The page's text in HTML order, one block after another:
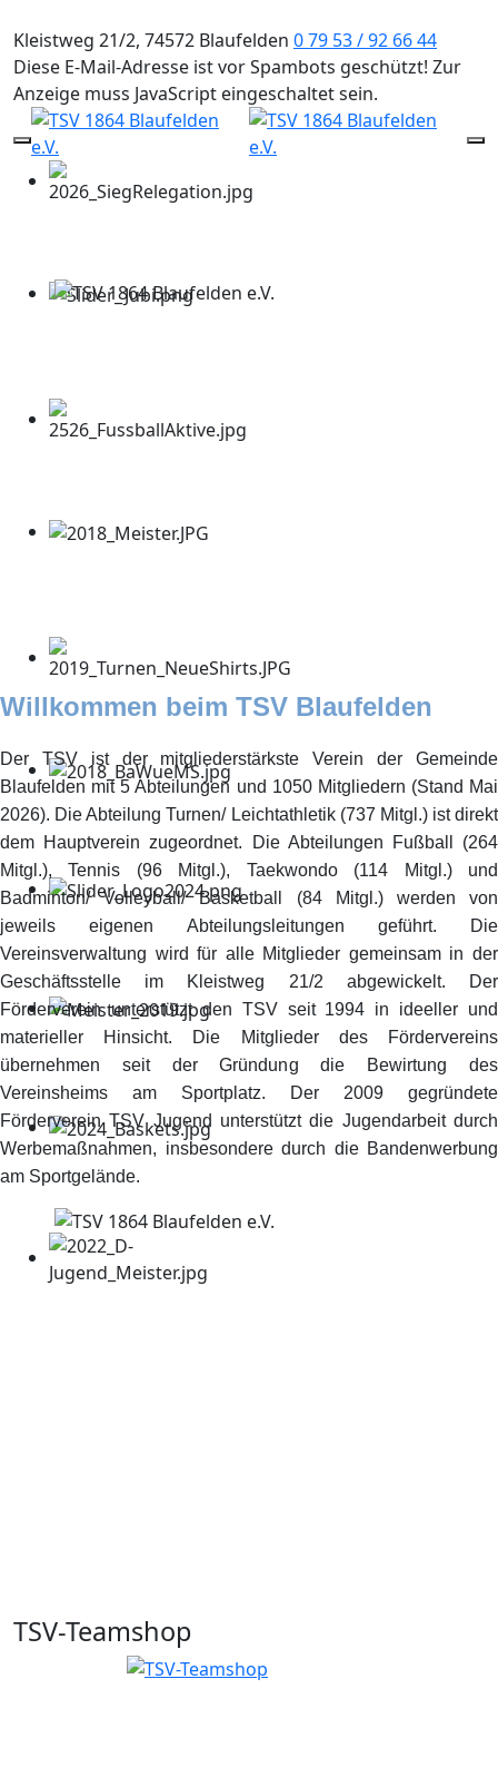
Kleistweg 21/2, 74572 Blaufelden 0 79 53 / 92 66 44
Diese E-Mail-Adresse ist vor Spambots geschützt! Zur
Anzeige muss JavaScript eingeschaltet sein.
Mobile Menu Toggle
Willkommen beim TSV Blaufelden
Der TSV ist der mitgliederstärkste Verein der Gemeinde
Blaufelden mit 5 Abteilungen und 1050 Mitgliedern (Stand Mai
2026). Die Abteilung Turnen/ Leichtathletik (737 Mitgl.) ist direkt
dem Hauptverein zugeordnet. Die Abteilungen Fußball (264
Mitgl.), Tennis (96 Mitgl.), Taekwondo (114 Mitgl.) und
Badminton/ Volleyball/ Basketball (84 Mitgl.) werden von
jeweils eigenen Abteilungsleitungen geführt. Die
Vereinsverwaltung wird für alle Mitglieder gemeinsam in der
Geschäftsstelle im Kleistweg 21/2 abgewickelt. Der
Förderverein unterstützt den TSV seit 1994 in ideeller und
materieller Hinsicht. Die Mitglieder des Fördervereins
übernehmen seit der Gründung die Bewirtung des
Vereinsheims am Sportplatz. Der 2009 gegründete
Förderverein TSV Jugend unterstützt die Jugendarbeit durch
Werbemaßnahmen, insbesondere durch die Bandenwerbung
am Sportgelände.
TSV-Teamshop